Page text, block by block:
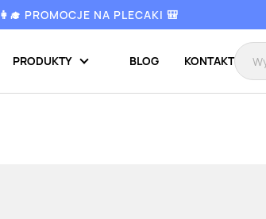
👩‍🎓 PROMOCJE NA PLECAKI 🎒
PRODUKTY BLOG KONTAKT